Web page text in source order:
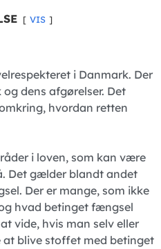
VIS
i Danmark. Der
dens afgørelser. Det
hvordan retten
i loven, som kan være
Det gælder blandt andet
Der er mange, som ikke
hvad betinget fængsel
vide, hvis man selv eller
at blive stoffet med betinget